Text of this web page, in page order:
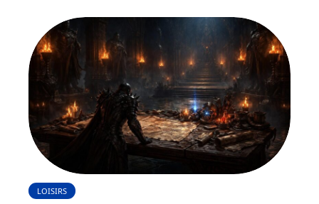
LOISIRS